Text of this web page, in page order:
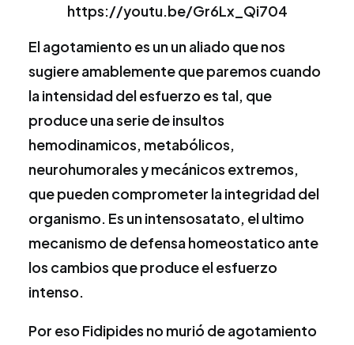
https://youtu.be/Gr6Lx_Qi704
El agotamiento es un un aliado que nos
sugiere amablemente que paremos cuando
la intensidad del esfuerzo es tal, que
produce una serie de insultos
hemodinamicos, metabólicos,
neurohumorales y mecánicos extremos,
que pueden comprometer la integridad del
organismo. Es un intensosatato, el ultimo
mecanismo de defensa homeostatico ante
los cambios que produce el esfuerzo
intenso.
Por eso Fidipides no murió de agotamiento